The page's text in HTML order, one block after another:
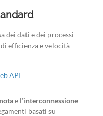
dei dati e dei processi
efficienza e velocità
e l’interconnessione
basati su